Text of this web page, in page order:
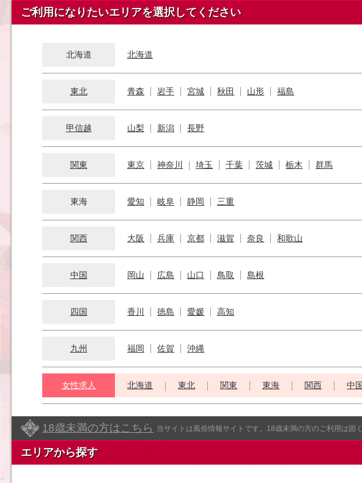
ご利用になりたいエリアを選択してください
北海道 北海道
東北 青森 岩手 宮城 秋田 山形 福島
甲信越 山梨 新潟 長野
関東 東京 神奈川 埼玉 千葉 茨城 栃木 群馬
東海 愛知 岐阜 静岡 三重
関西 大阪 兵庫 京都 滋賀 奈良 和歌山
中国 岡山 広島 山口 鳥取 島根
四国 香川 徳島 愛媛 高知
九州 福岡 佐賀 沖縄
女性求人 北海道 東北 関東 東海 関西 中国
18歳未満の方はこちら 当サイトは風俗情報サイトです。18歳未満の方のご利用は固
エリアから探す